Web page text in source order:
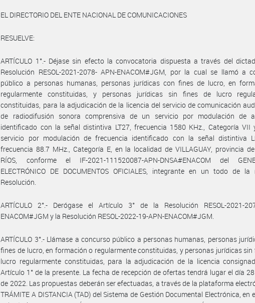
EL DIRECTORIO DEL ENTE NACIONAL DE COMUNICACIONES
RESUELVE:
ARTÍCULO 1°.- Déjase sin efecto la convocatoria dispuesta a través del
Resolución RESOL-2021-2078- APN-ENACOM#JGM, por la cual se llamó a
público a personas humanas, personas jurídicas con fines de lucro, en
regularmente constituidas, y personas jurídicas sin fines de lucro
constituidas, para la adjudicación de la licencia del servicio de comunicación
de radiodifusión sonora comprensiva de un servicio por modulación de
identificado con la señal distintiva LT27, frecuencia 1580 KHz., Categoría VII
servicio por modulación de frecuencia identificado con la señal distintiva
frecuencia 88.7 MHz., Categoría E, en la localidad de VILLAGUAY, provincia de
RÍOS, conforme el IF-2021-111520087-APN-DNSA#ENACOM del
ELECTRÓNICO DE DOCUMENTOS OFICIALES, integrante en un todo de la
Resolución.
ARTÍCULO 2°.- Derógase el Artículo 3° de la Resolución RESOL-2021-
ENACOM#JGM y la Resolución RESOL-2022-19-APN-ENACOM#JGM.
ARTÍCULO 3°.- Llámase a concurso público a personas humanas, personas
fines de lucro, en formación o regularmente constituidas, y personas jurídicas sin
lucro regularmente constituidas, para la adjudicación de la licencia
Artículo 1° de la presente. La fecha de recepción de ofertas tendrá lugar el día
de 2022. Las propuestas deberán ser efectuadas, a través de la plataforma
TRÁMITE A DISTANCIA (TAD) del Sistema de Gestión Documental Electrónica, en